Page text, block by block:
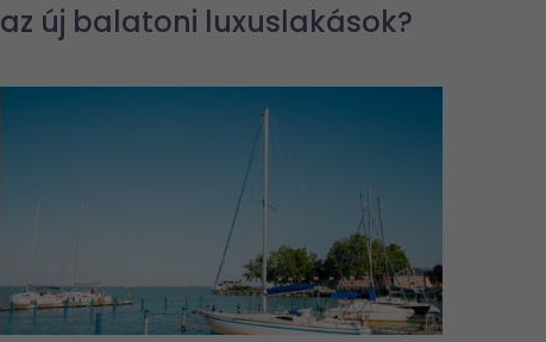
az új balatoni luxuslakások?